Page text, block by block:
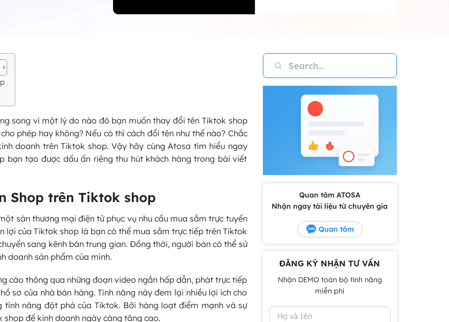
song vì một lý do nào đó bạn muốn thay đổi tên Tiktok shop
phép hay không? Nếu có thì cách đổi tên như thế nào? Chắc
doanh trên Tiktok shop. Vậy hãy cùng Atosa tìm hiểu ngay
bạn tạo được dấu ấn riêng thu hút khách hàng trong bài viết
Shop trên Tiktok shop
sàn thương mại điện tử phục vụ nhu cầu mua sắm trực tuyến
lợi của Tiktok shop là bạn có thể mua sắm trực tiếp trên Tiktok
sang kênh bán trung gian. Đồng thời, người bán có thể sử
doanh sản phẩm của mình.
cáo thông qua những đoạn video ngắn hấp dẫn, phát trực tiếp
sơ của nhà bán hàng. Tính năng này đem lại nhiều lợi ích cho
năng đột phá của Tiktok. Bởi hàng loạt điểm mạnh và sự
để kinh doanh ngày càng tăng cao.
Quan tâm ATOSA
Nhận ngay tài liệu từ chuyên gia
Quan tâm
ĐĂNG KÝ NHẬN TƯ VẤN
Nhận DEMO toàn bộ tính năng
miễn phí